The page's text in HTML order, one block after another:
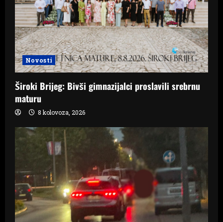
Novosti
Široki Brijeg: Bivši gimnazijalci proslavili srebrnu
maturu
8 kolovoza, 2026